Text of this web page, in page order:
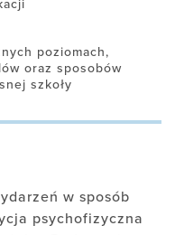
poziomach,
oraz sposobów
szkoły
w sposób
psychofizyczna